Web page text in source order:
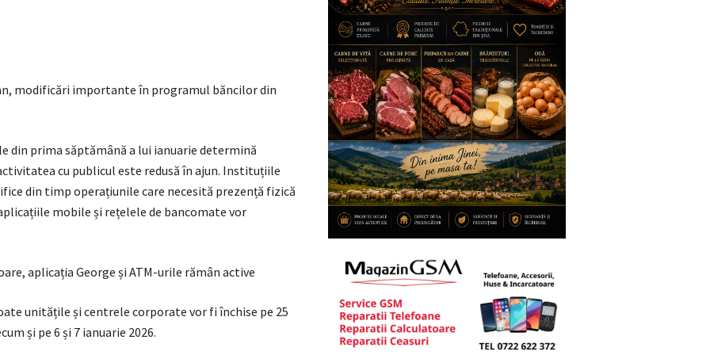
modificări importante în programul băncilor din
din prima săptămână a lui ianuarie determină
cu publicul este redusă în ajun. Instituțiile
din timp operațiunile care necesită prezență fizică
mobile și rețelele de bancomate vor
aplicația George și ATM-urile rămân active
unitățile și centrele corporate vor fi închise pe 25
și pe 6 și 7 ianuarie 2026.